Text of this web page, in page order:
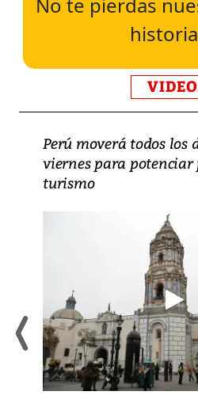
No te pierdas
Perú moverá todos los
viernes para
turismo